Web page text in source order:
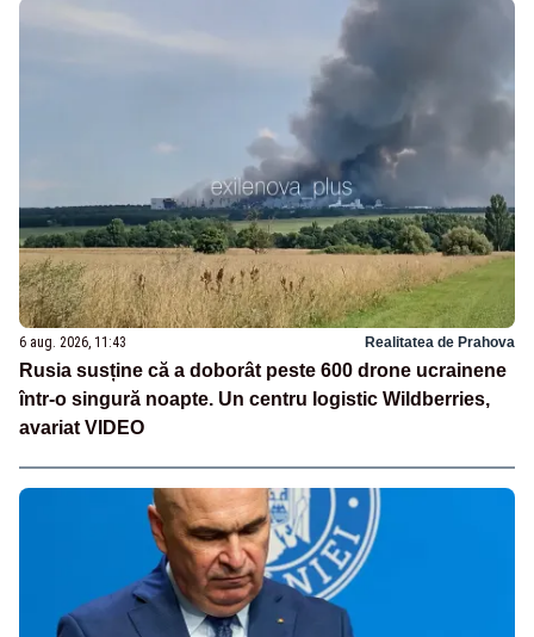
6 aug. 2026, 11:43 Realitatea de Prahova
Rusia susține că a doborât peste 600 drone ucrainene
într-o singură noapte. Un centru logistic Wildberries,
avariat VIDEO